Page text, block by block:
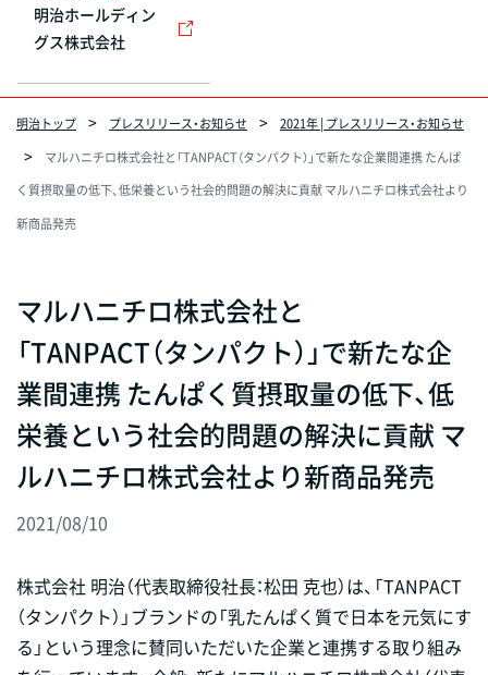
明治ホールディン
グス株式会社
明治トップ プレスリリース・お知らせ
2021年 | プレスリリース・お知らせ
マルハニチロ株式会社と「TANPACT（タンパクト）」で新たな企業間連携 たんぱ
く質摂取量の低下、低栄養という社会的問題の解決に貢献 マルハニチロ株式会社より
新商品発売
マルハニチロ株式会社と
「TANPACT（タンパクト）」で新たな企
業間連携 たんぱく質摂取量の低下、低
栄養という社会的問題の解決に貢献 マ
ルハニチロ株式会社より新商品発売
2021/08/10
株式会社 明治（代表取締役社長：松田 克也）は、「TANPACT
（タンパクト）」ブランドの「乳たんぱく質で日本を元気にす
る」という理念に賛同いただいた企業と連携する取り組み